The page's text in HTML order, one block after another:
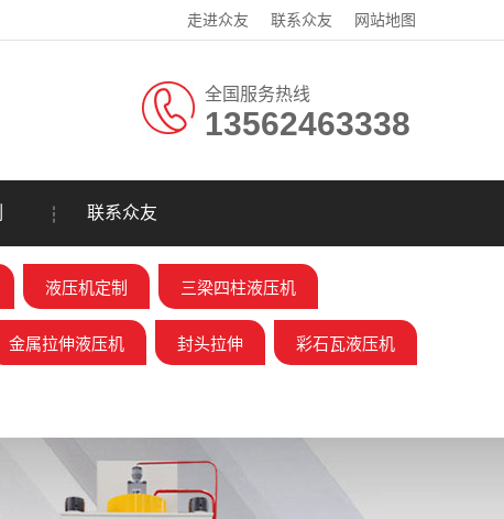
走进众友 联系众友 网站地图
全国服务热线
13562463338
联系众友
液压机定制 三梁四柱液压机
金属拉伸液压机 封头拉伸 彩石瓦液压机